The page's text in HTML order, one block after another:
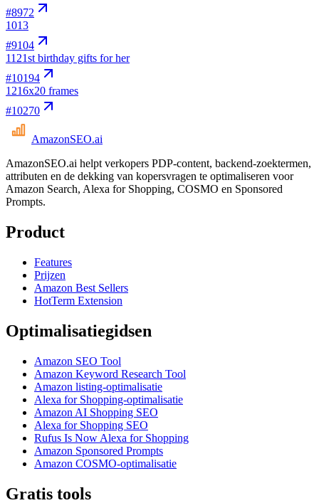
#8972
1013
#9104
1121st birthday gifts for her
#10194
1216x20 frames
#10270
AmazonSEO.ai
AmazonSEO.ai helpt verkopers PDP-content, backend-zoektermen,
attributen en de dekking van kopersvragen te optimaliseren voor
Amazon Search, Alexa for Shopping, COSMO en Sponsored
Prompts.
Product
Features
Prijzen
Amazon Best Sellers
HotTerm Extension
Optimalisatiegidsen
Amazon SEO Tool
Amazon Keyword Research Tool
Amazon listing-optimalisatie
Alexa for Shopping-optimalisatie
Amazon AI Shopping SEO
Alexa for Shopping SEO
Rufus Is Now Alexa for Shopping
Amazon Sponsored Prompts
Amazon COSMO-optimalisatie
Gratis tools